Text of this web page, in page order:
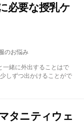
必要な授乳ケ
のお悩み
一緒に外出することはで
しずつ出かけることがで
タニティウェ